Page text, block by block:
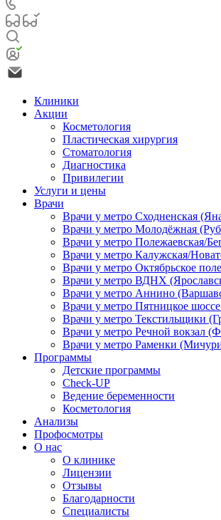
Клиники
Акции
Косметология
Пластическая хирургия
Стоматология
Диагностика
Привилегии
Услуги и цены
Врачи
Врачи у метро Сходненская
Врачи у метро Молодёжная
Врачи у метро Полежаевская/
Врачи у метро Калужская/
Врачи у метро Октябрьское
Врачи у метро ВДНХ
Врачи у метро Аннино
Врачи у метро Пятницкое
Врачи у метро Текстильщики
Врачи у метро Речной вокзал
Врачи у метро Раменки
Программы
Детские программы
Check-UP
Ведение беременности
Косметология
Анализы
Профосмотры
О нас
О клинике
Лицензии
Отзывы
Благодарности
Специалисты